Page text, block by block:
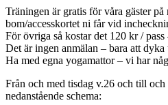
Träningen är gratis för våra gäster på
bom/accesskortet ni får vid
För övriga så kostar det 120 kr /
Det är ingen anmälan – bara att dyka
Ha med egna yogamattor – vi har
Från och med tisdag v.26 och till
nedanstående schema: